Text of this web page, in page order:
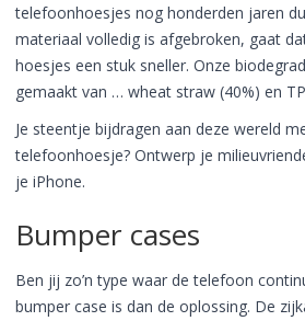
telefoonhoesjes nog honderden jaren
materiaal volledig is afgebroken, gaat
hoesjes een stuk sneller. Onze
gemaakt van … wheat straw (40%) en
Je steentje bijdragen aan deze wereld
telefoonhoesje? Ontwerp je
je iPhone.
Bumper cases
Ben jij zo’n type waar de telefoon
bumper case is dan de oplossing. De